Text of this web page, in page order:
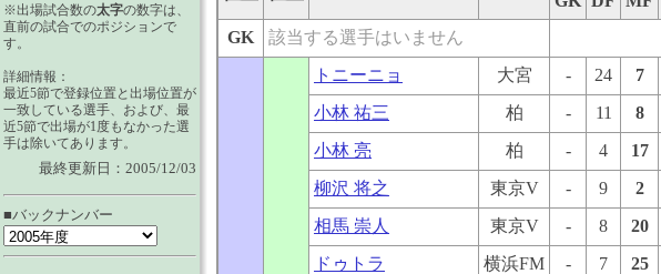
※出場試合数の太字の数字は、
直前の試合でのポジションで
す。
詳細情報：
最近5節で登録位置と出場位置が
一致している選手、および、最
近5節で出場が1度もなかった選
手は除いてあります。
最終更新日：2005/12/03
■バックナンバー
GK
該当する選手はいません
トニーニョ 大宮 - 24 7
小林 祐三
柏 - 11 8
小林 亮
柏 - 4 17
柳沢 将之
東京V - 9 2
相馬 崇人
東京V - 8 20
ドゥトラ
横浜FM - 7 25